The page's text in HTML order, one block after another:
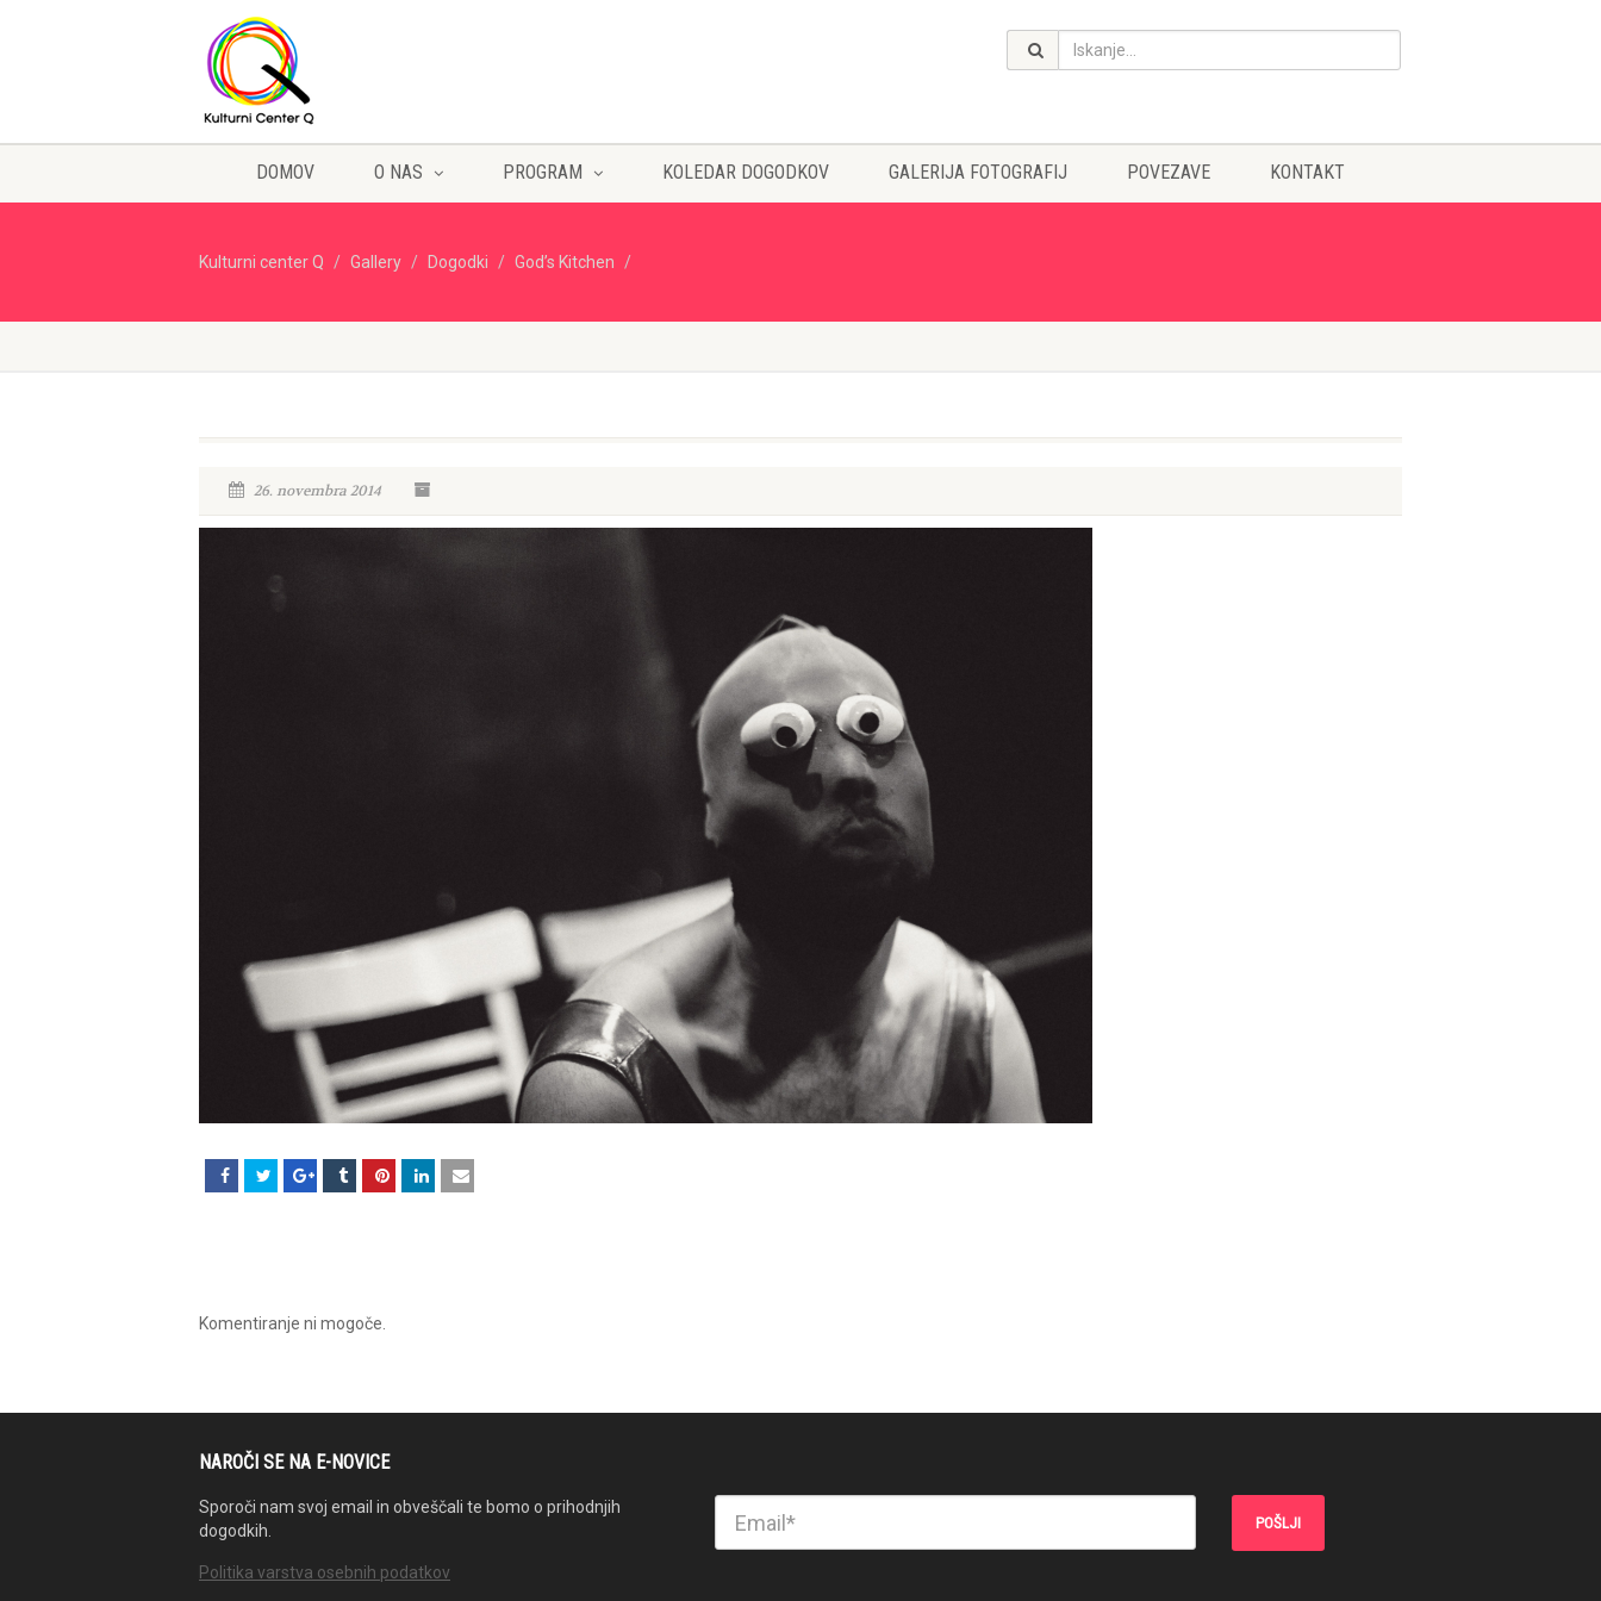
DOMOV O NAS PROGRAM KOLEDAR DOGODKOV GALERIJA FOTOGRAFIJ POVEZAVE KONTAKT
Kulturni center Q Gallery Dogodki God’s Kitchen
26. novembra 2014
Komentiranje ni mogoče.
NAROČI SE NA E-NOVICE
Sporoči nam svoj email in obveščali te bomo o prihodnjih
dogodkih.
Politika varstva osebnih podatkov